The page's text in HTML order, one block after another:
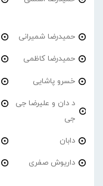
حمیدرضا شمیرانی
حمیدرضا کاظمی
خسرو پاشایی
د دان و علیرضا جی
جی
دابان
داریوش صفری